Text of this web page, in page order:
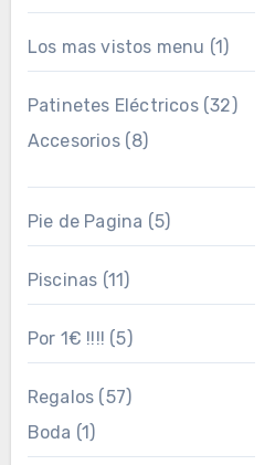
Los mas vistos menu (1)
Patinetes Eléctricos(32)
Accesorios(8)
Pie de Pagina (5)
Piscinas (11)
Por 1€ !!!! (5)
Regalos (57)
Boda (1)